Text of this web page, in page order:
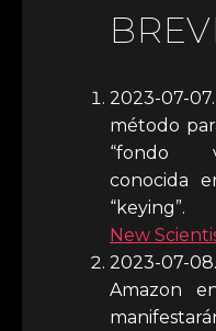
2023-07-
método
“fondo
conocida
“keying”.
New
2023-07-
Amazon